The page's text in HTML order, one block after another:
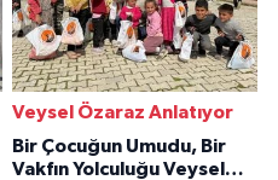
Veysel Özaraz Anlatıyor
Bir Çocuğun Umudu, Bir
Vakfın Yolculuğu Veysel